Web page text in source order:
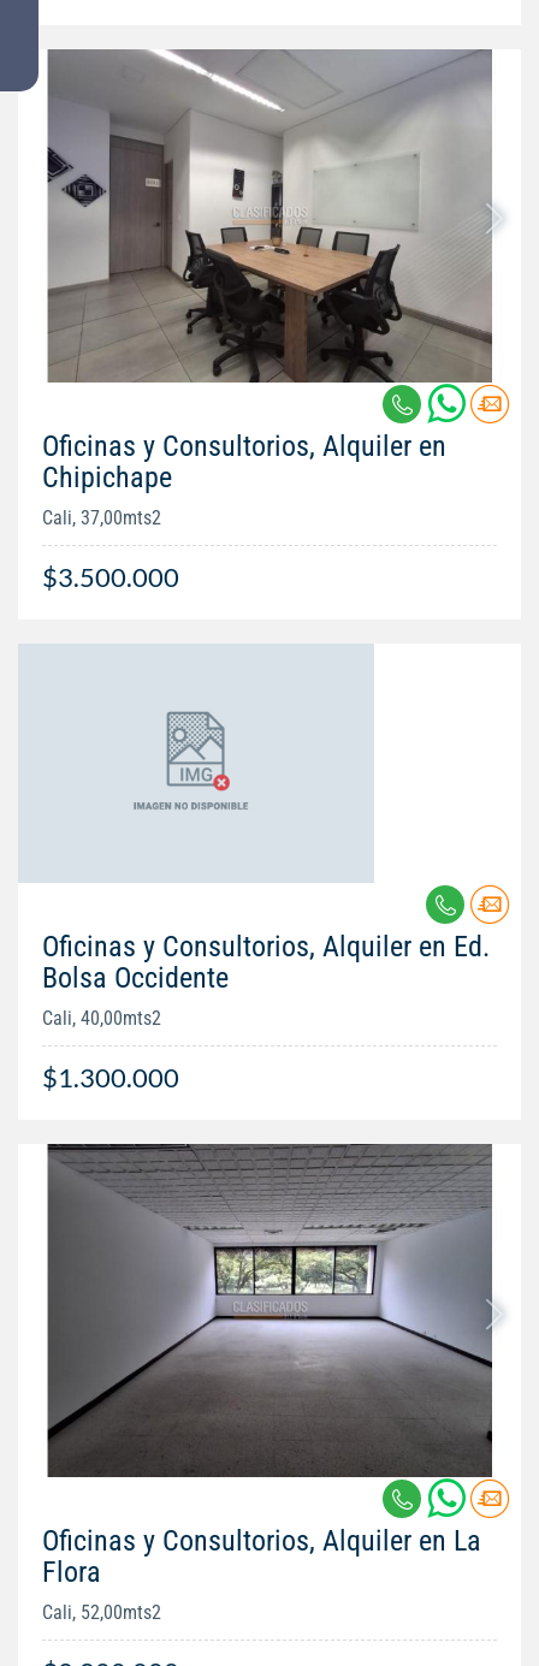
Oficinas y Consultorios, Alquiler en
Chipichape
Cali, 37,00mts2
$3.500.000
Oficinas y Consultorios, Alquiler en Ed.
Bolsa Occidente
Cali, 40,00mts2
$1.300.000
Oficinas y Consultorios, Alquiler en La
Flora
Cali, 52,00mts2